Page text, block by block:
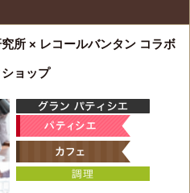
所 × レコールバンタン コラボ
ョップ